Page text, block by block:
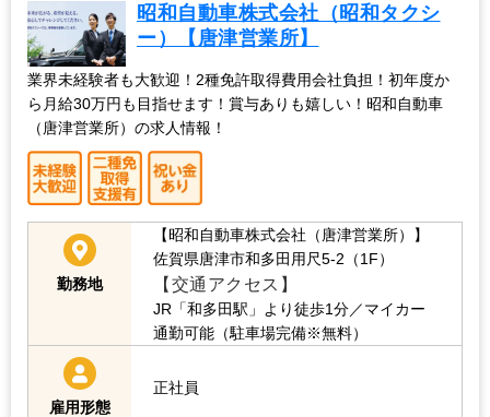
昭和自動車株式会社（昭和タクシ
ー）【唐津営業所】
業界未経験者も大歓迎！2種免許取得費用会社負担！初年度か
ら月給30万円も目指せます！賞与ありも嬉しい！昭和自動車
（唐津営業所）の求人情報！
勤務地
【昭和自動車株式会社（唐津営業所）】
佐賀県唐津市和多田用尺5-2（1F）
【交通アクセス】
JR「和多田駅」より徒歩1分／マイカー
通勤可能（駐車場完備※無料）
雇用形態
正社員